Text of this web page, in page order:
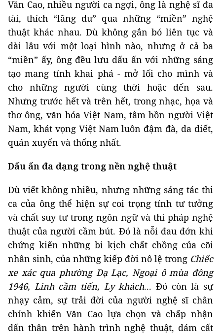
Văn Cao, nhiều người ca ngợi, ông là nghệ sĩ đa
tài, thích “lãng du” qua những “miền” nghệ
thuật khác nhau. Dù không gắn bó liên tục và
dài lâu với một loại hình nào, nhưng ở cả ba
“miền” ấy, ông đều lưu dấu ấn với những sáng
tạo mang tính khai phá - mở lối cho mình và
cho những người cùng thời hoặc đến sau.
Nhưng trước hết và trên hết, trong nhạc, họa và
thơ ông, văn hóa Việt Nam, tâm hồn người Việt
Nam, khát vọng Việt Nam luôn đậm đà, da diết,
quán xuyến và thống nhất.
Dấu ấn đa dạng trong nền nghệ thuật
Dù viết không nhiều, nhưng những sáng tác thi
ca của ông thể hiện sự coi trọng tính tư tưởng
và chất suy tư trong ngôn ngữ và thi pháp nghệ
thuật của người cầm bút. Đó là nỗi đau đớn khi
chứng kiến những bi kịch chất chồng của cõi
nhân sinh, của những kiếp đời nô lệ trong Chiếc
xe xác qua phường Dạ Lạc, Ngoại ô mùa đông
1946, Linh cầm tiến, Ly khách... Đó còn là sự
nhạy cảm, sự trải đời của người nghệ sĩ chân
chính khiến Văn Cao lựa chọn và chấp nhận
dấn thân trên hành trình nghệ thuật, dám cất